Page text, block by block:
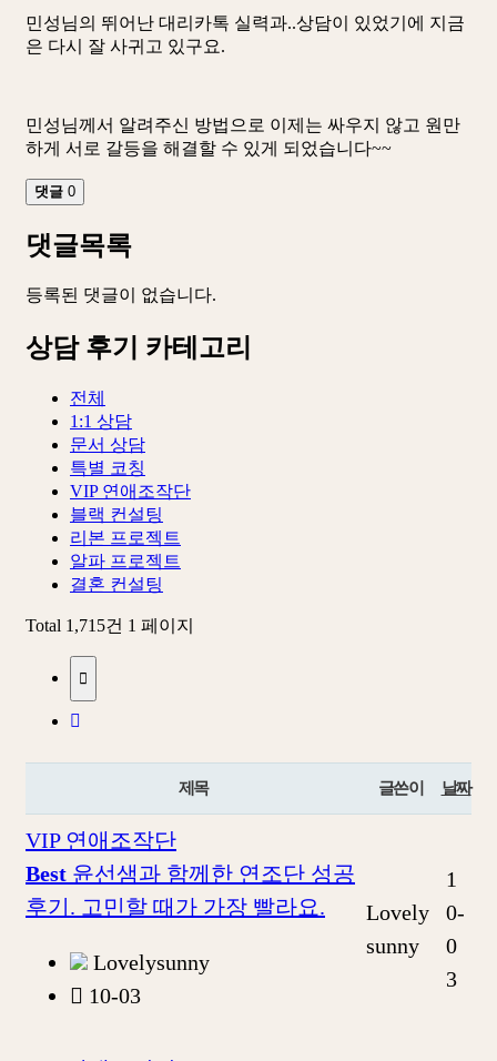
민성님의 뛰어난 대리카톡 실력과..상담이 있었기에 지금
은 다시 잘 사귀고 있구요.
민성님께서 알려주신 방법으로 이제는 싸우지 않고 원만
하게 서로 갈등을 해결할 수 있게 되었습니다~~
댓글 0
댓글목록
등록된 댓글이 없습니다.
상담 후기 카테고리
전체
1:1 상담
문서 상담
특별 코칭
VIP 연애조작단
블랙 컨설팅
리본 프로젝트
알파 프로젝트
결혼 컨설팅
Total 1,715건 1 페이지
제목 글쓴이 날짜
VIP 연애조작단
Best 윤선샘과 함께한 연조단 성공
후기. 고민할 때가 가장 빨라요.
Lovelysunny
10-03
Lovely
sunny
1
0-
0
3